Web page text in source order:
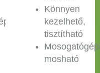
Könnyen
kezelhető,
tisztítható
mosható